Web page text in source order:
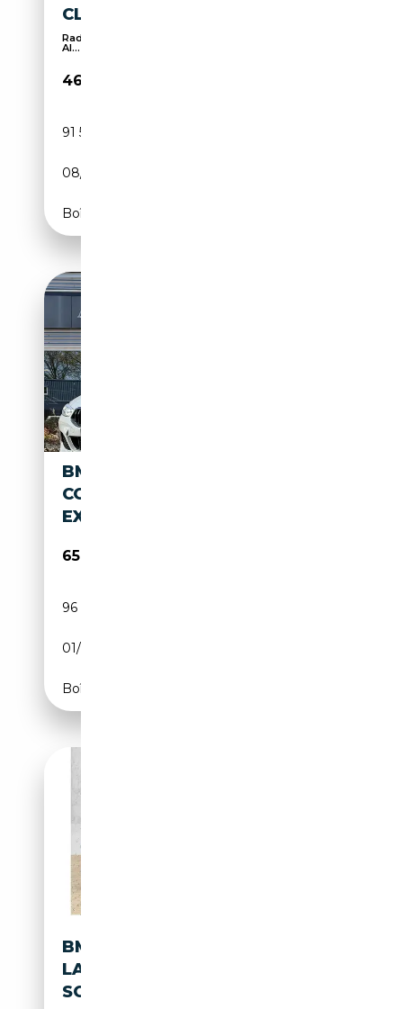
CLOSE GESTIK
Radio numérique, 360° caméra, Suspension sport,
Al...
46 990€
91 500 km
08/2019
Boîte automatique
BMW M850 8-SERIE GRAN
COUPÉ M850I XDRIVE HIGH
EXECUTIVE | L
65 900€
96 080 km
01/2020
Boîte automatique
BMW M850 I XDRIVE M SPORT
LASER PA DA PROF H/K
SOFTCL.